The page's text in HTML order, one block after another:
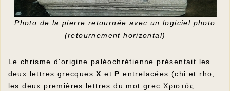
Photo de la pierre retournée avec un logiciel photo
(retournement horizontal)
Le chrisme d'origine paléochrétienne présentait les
deux lettres grecquesΧet Ρ entrelacées (chi et rho,
les deux premières lettres du mot grecΧριστός